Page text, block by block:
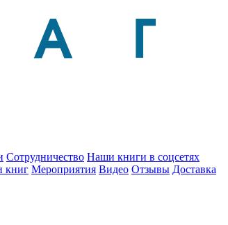
Сотрудничество Наши книги в соцсетях
книг Мероприятия Видео Отзывы Доставка